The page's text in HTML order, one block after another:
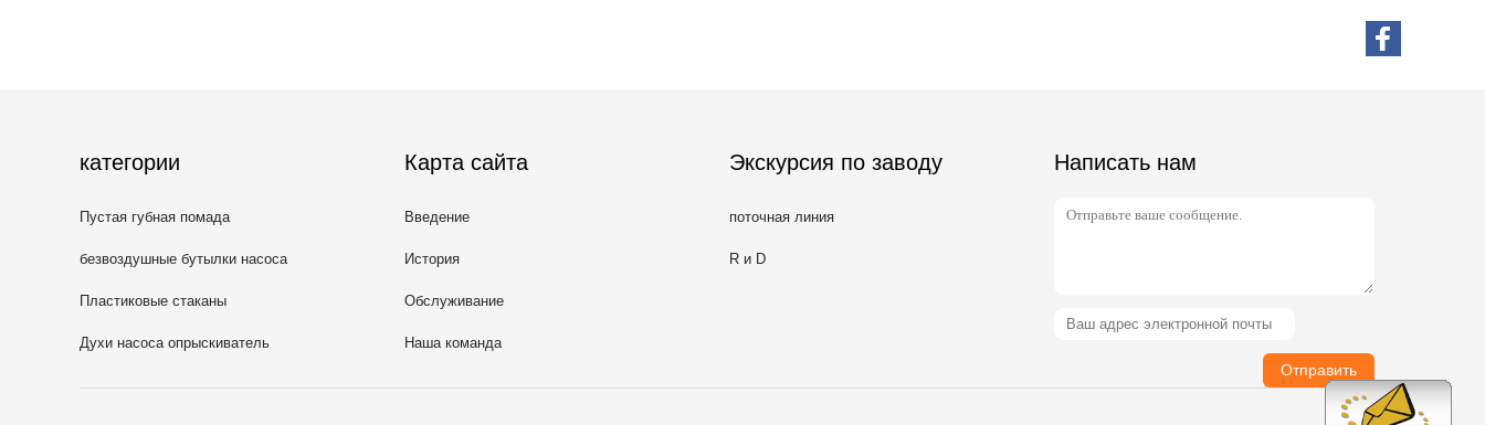
категории
Пустая губная помада
безвоздушные бутылки насоса
Пластиковые стаканы
косметических
Духи насоса опрыскиватель
Карта сайта
Введение
История
Обслуживание
Наша команда
Экскурсия по заводу
поточная линия
R и D
Написать нам
Отправить